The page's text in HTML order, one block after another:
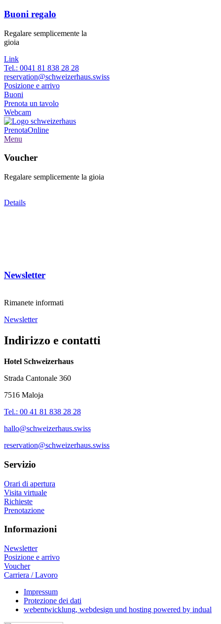
Buoni regalo
Regalare semplicemente la
gioia
Link
Tel.: 0041 81 838 28 28
reservation@schweizerhaus.swiss
Posizione e arrivo
Buoni
Prenota un tavolo
Webcam
PrenotaOnline
Menu
Voucher
Regalare semplicemente la gioia
Details
Newsletter
Rimanete informati
Newsletter
Indirizzo e contatti
Hotel Schweizerhaus
Strada Cantonale 360
7516 Maloja
Tel.: 00 41 81 838 28 28
hallo@schweizerhaus.swiss
reservation@schweizerhaus.swiss
Servizio
Orari di apertura
Visita virtuale
Richieste
Prenotazione
Informazioni
Newsletter
Posizione e arrivo
Voucher
Carriera / Lavoro
Impressum
Protezione dei dati
webentwicklung, webdesign und hosting powered by indual